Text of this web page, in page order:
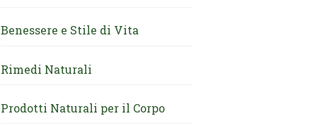
Benessere e Stile di Vita
Rimedi Naturali
Prodotti Naturali per il Corpo